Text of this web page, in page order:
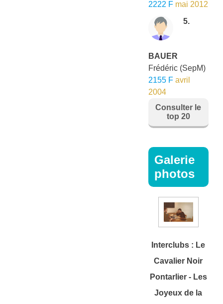
2222 F mai 2012
5.
BAUER
Frédéric(SepM)
2155 F avril
2004
Consulter le
top 20
Galerie
photos
Interclubs : Le
Cavalier Noir
Pontarlier - Les
Joyeux de la